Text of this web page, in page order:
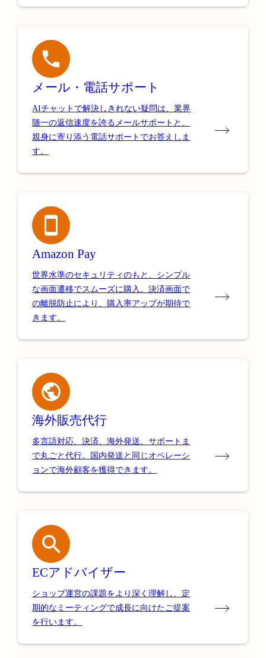
メール・電話サポート
AIチャットで解決しきれない疑問は、業界
随一の返信速度を誇るメールサポートと、
親身に寄り添う電話サポートでお答えしま
す。
Amazon Pay
世界水準のセキュリティのもと、シンプル
な画面遷移でスムーズに購入。決済画面で
の離脱防止により、購入率アップが期待で
きます。
海外販売代行
多言語対応、決済、海外発送、サポートま
で丸ごと代行。国内発送と同じオペレーシ
ョンで海外顧客を獲得できます。
ECアドバイザー
ショップ運営の課題をより深く理解し、定
期的なミーティングで成長に向けたご提案
を行います。